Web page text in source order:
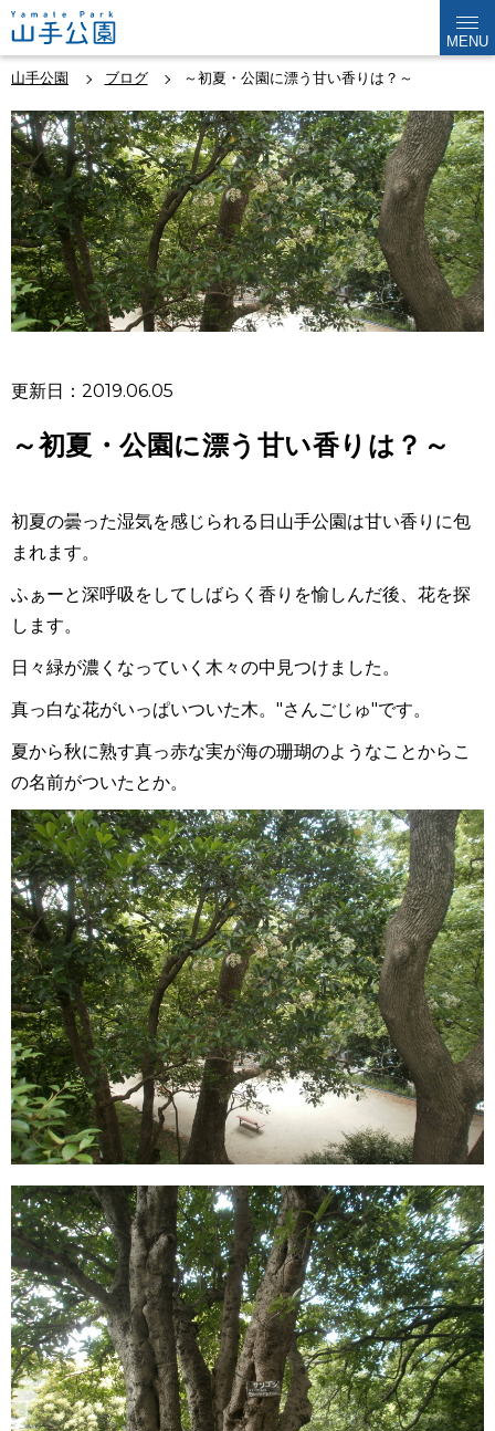
MENU
山手公園 ブログ ～初夏・公園に漂う甘い香りは？～
更新日：2019.06.05
～初夏・公園に漂う甘い香りは？～
初夏の曇った湿気を感じられる日山手公園は甘い香りに包
まれます。
ふぁーと深呼吸をしてしばらく香りを愉しんだ後、花を探
します。
日々緑が濃くなっていく木々の中 見つけました。
真っ白な花がいっぱいついた木。 "さんごじゅ"です。
夏から秋に熟す真っ赤な実が海の珊瑚のようなことから こ
の名前がついたとか。